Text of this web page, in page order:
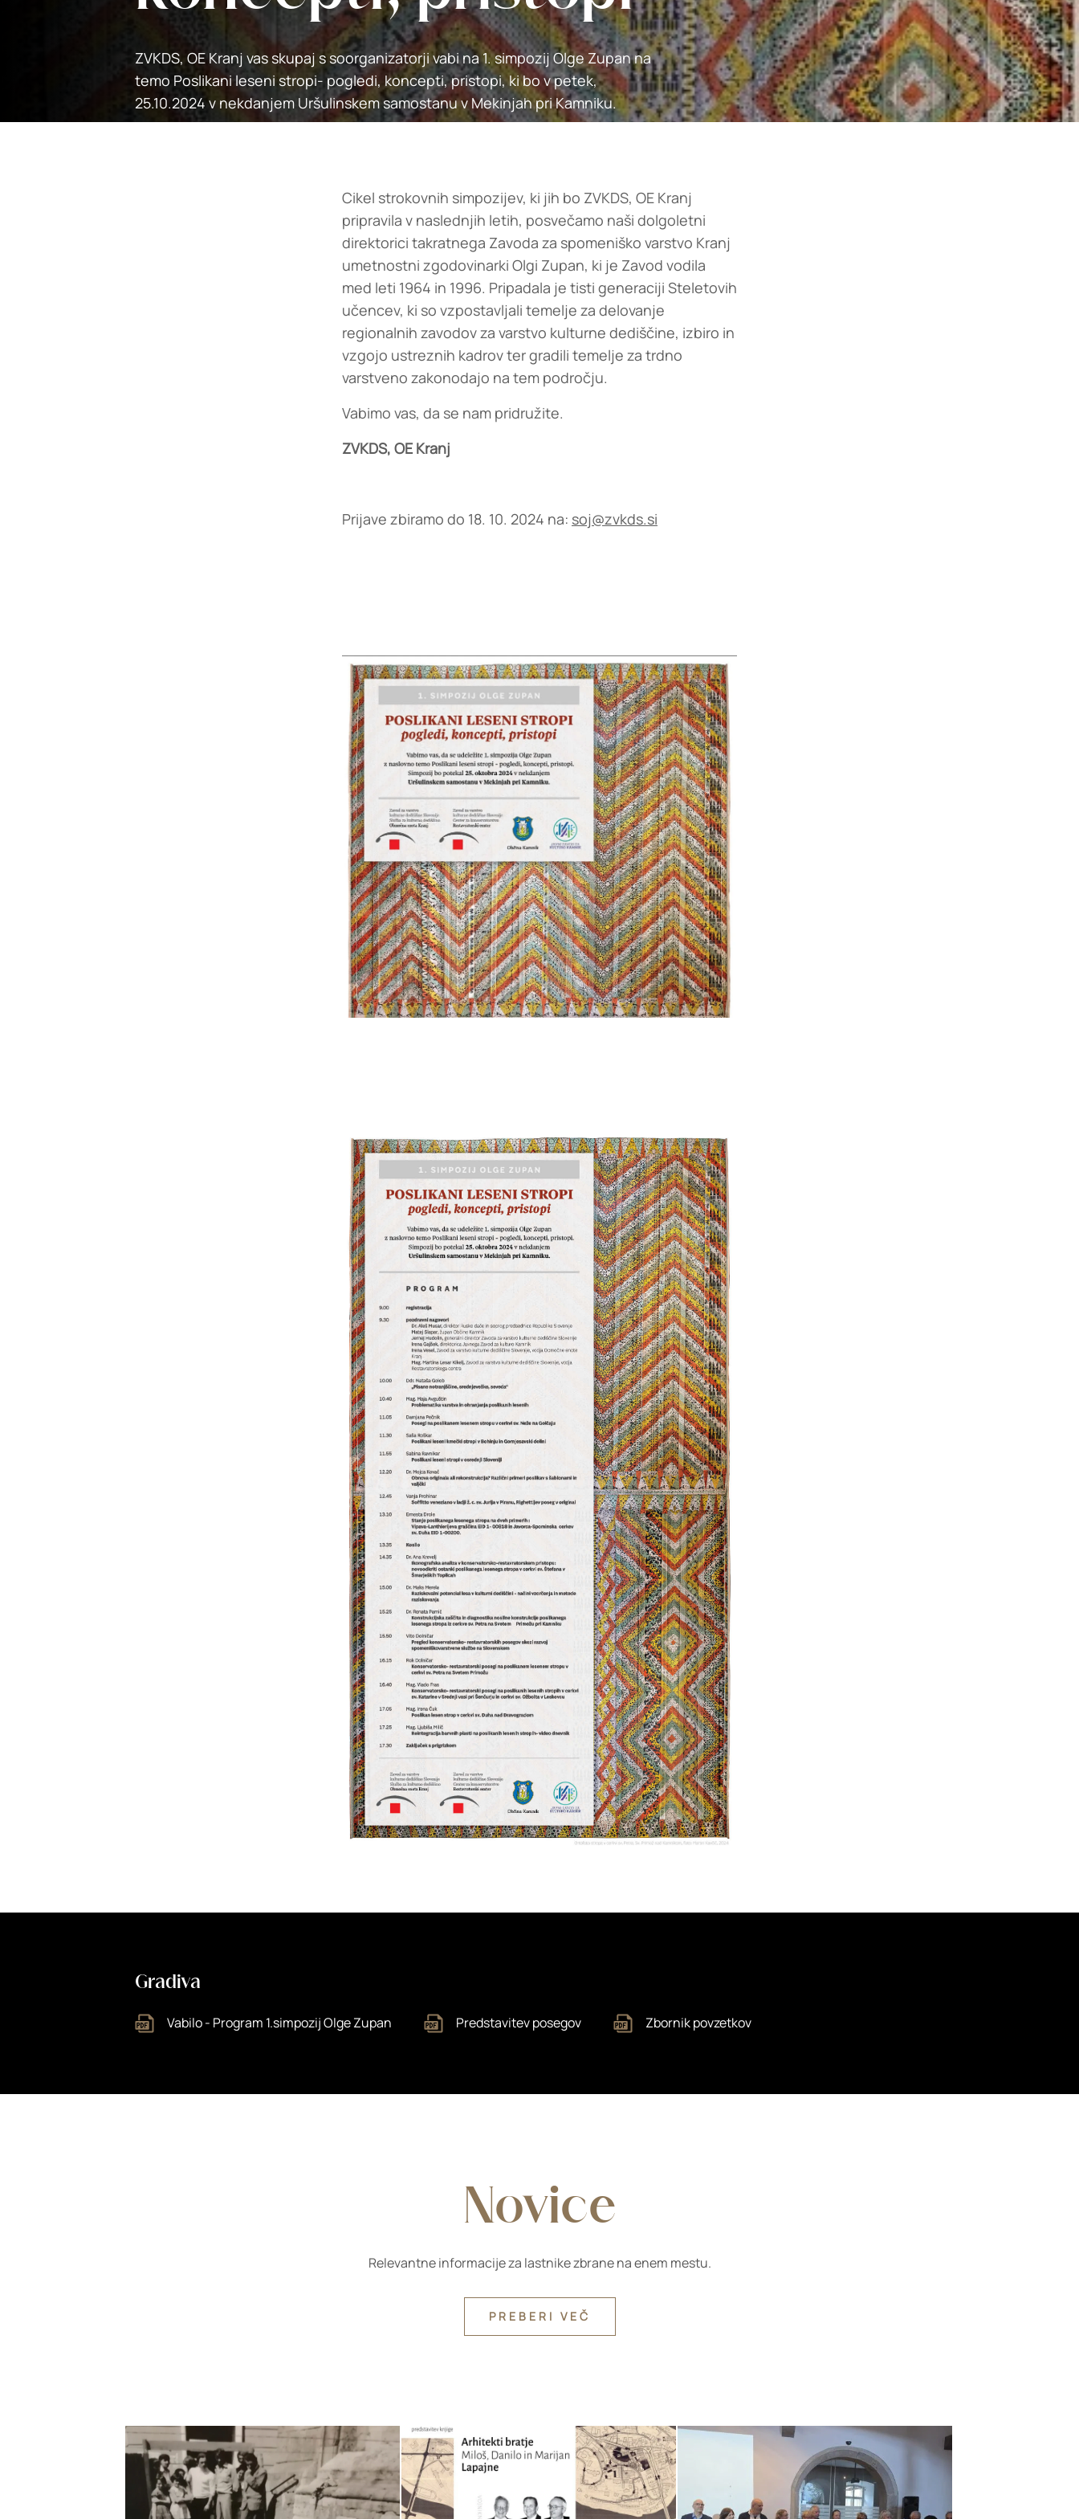
ZVKDS, OE Kranj vas skupaj s soorganizatorji vabi na 1. simpozij Olge Zupan na
temo Poslikani leseni stropi- pogledi, koncepti, pristopi, ki bo v petek,
25.10.2024 v nekdanjem Uršulinskem samostanu v Mekinjah pri Kamniku.
Cikel strokovnih simpozijev, ki jih bo ZVKDS, OE Kranj
pripravila v naslednjih letih, posvečamo naši dolgoletni
direktorici takratnega Zavoda za spomeniško varstvo Kranj
umetnostni zgodovinarki Olgi Zupan, ki je Zavod vodila
med leti 1964 in 1996. Pripadala je tisti generaciji Steletovih
učencev, ki so vzpostavljali temelje za delovanje
regionalnih zavodov za varstvo kulturne dediščine, izbiro in
vzgojo ustreznih kadrov ter gradili temelje za trdno
varstveno zakonodajo na tem področju.
Vabimo vas, da se nam pridružite.
ZVKDS, OE Kranj
Prijave zbiramo do 18. 10. 2024 na: soj@zvkds.si
Gradiva
Vabilo - Program 1.simpozij Olge Zupan Predstavitev posegov Zbornik povzetkov
Novice
Relevantne informacije za lastnike zbrane na enem mestu.
PREBERI VEČ